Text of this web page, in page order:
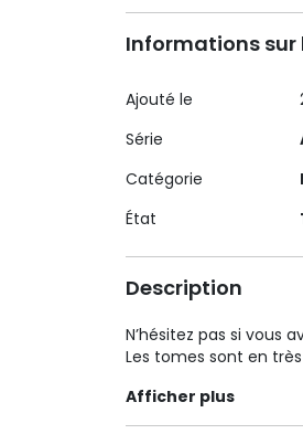
Informations sur
Ajouté le
Série
Catégorie
État
Description
N’hésitez pas si vous
Les tomes sont en
Afficher plus